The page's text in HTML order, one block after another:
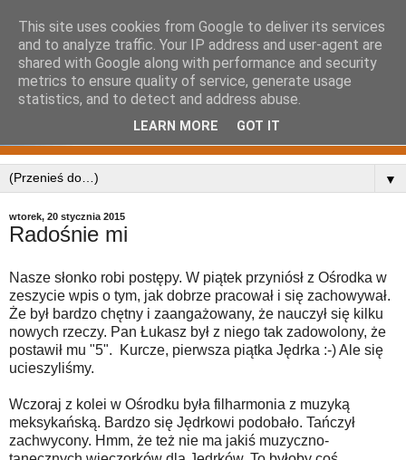
▼
wtorek, 20 stycznia 2015
Radośnie mi
Nasze słonko robi postępy. W piątek przyniósł z Ośrodka w
zeszycie wpis o tym, jak dobrze pracował i się zachowywał.
Że był bardzo chętny i zaangażowany, że nauczył się kilku
nowych rzeczy. Pan Łukasz był z niego tak zadowolony, że
postawił mu "5". Kurcze, pierwsza piątka Jędrka :-) Ale się
ucieszyliśmy.
Wczoraj z kolei w Ośrodku była filharmonia z muzyką
meksykańską. Bardzo się Jędrkowi podobało. Tańczył
zachwycony. Hmm, że też nie ma jakiś muzyczno-
This site uses cookies from Google to deliver its services
and to analyze traffic. Your IP address and user-agent are
shared with Google along with performance and security
metrics to ensure quality of service, generate usage
statistics, and to detect and address abuse.
LEARN MORE GOT IT